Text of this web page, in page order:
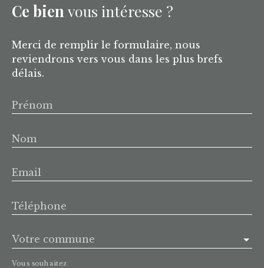
Ce bien vous intéresse ?
Merci de remplir le formulaire, nous
reviendrons vers vous dans les plus brefs
délais.
Prénom
Nom
Email
Téléphone
Votre commune
Vous souhaitez